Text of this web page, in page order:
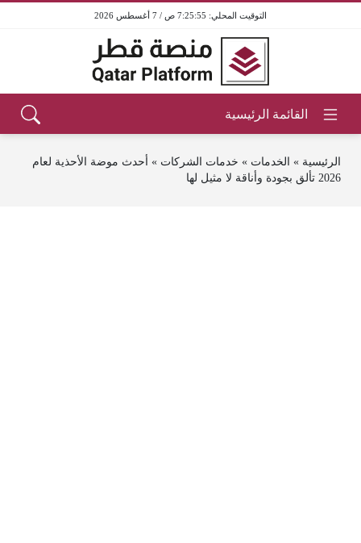
7:25:56 ص / 7 أغسطس 2026
الرئيسية » الخدمات » خدمات الشركات » أحدث موضة الأحذية لعام
2026 تألق بجودة وأناقة لا مثيل لها